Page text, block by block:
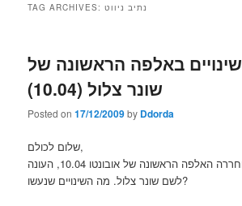
TAG ARCHIVES:נתיב ניווט
שינויים באלפה הראשונה של
שונר צלול (10.04)
Posted on17/12/2009by Ddorda
שלום לכולם,
לפני כמעט שבוע שוחררה האלפה הראשונה של אובונטו 10.04, העונה
לשם שונר צלול. מה השינויים שנעשו?